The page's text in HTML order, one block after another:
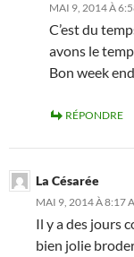
MAI 9, 2014 À
C’est du
avons le
Bon week
RÉPONDRE
La Césarée
MAI 9, 2014 À 8:17
Il y a des jours
bien jolie